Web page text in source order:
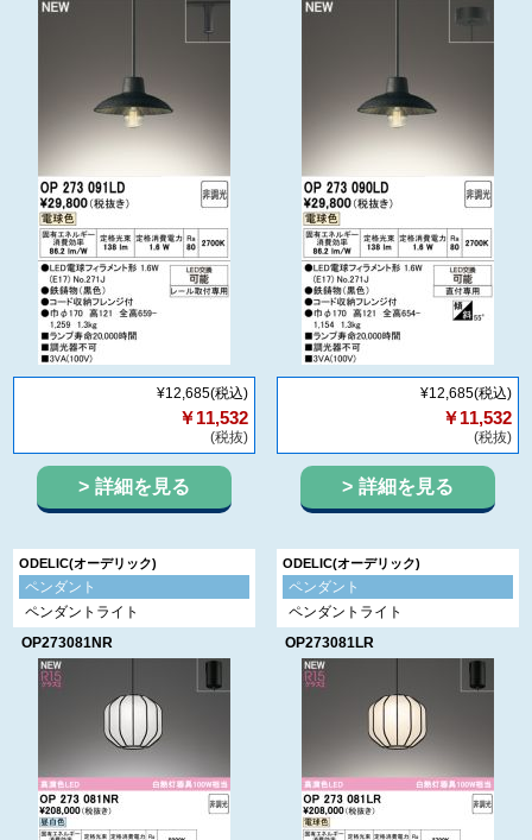
¥12,685(税込)
￥11,532
(税抜)
詳細を見る
¥12,685(税込)
￥11,532
(税抜)
詳細を見る
ODELIC(オーデリック)
ペンダント
ペンダントライト
OP273081NR
ODELIC(オーデリック)
ペンダント
ペンダントライト
OP273081LR